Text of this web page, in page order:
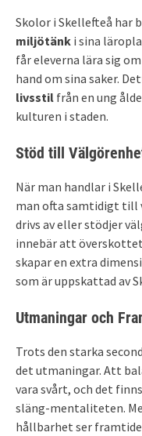
Skolor i Skellefteå har
miljötänk i sina
får eleverna lära sig
hand om sina saker.
livsstil från en ung
kulturen i staden.
Stöd till
När man handlar i
man ofta samtidigt till
drivs av eller stödjer
innebär att
skapar en extra
som är uppskattad av
Utmaningar och
Trots den starka
det utmaningar. Att
vara svårt, och det
släng-mentaliteten.
hållbarhet ser